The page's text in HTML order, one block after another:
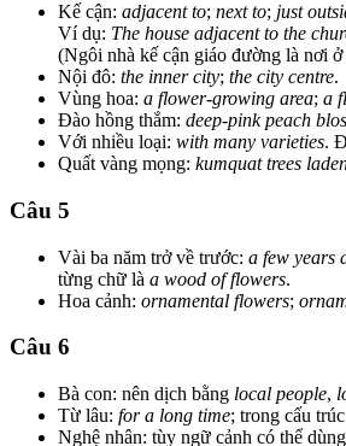
Kế cận: adjacent to; next to; just
Ví dụ: The house adjacent to the
(Ngôi nhà kế cận giáo đường là nơi ở
Nội đô: the inner city; the city centre.
Vùng hoa: a flower-growing area; a
Đào hồng thắm: deep-pink peach
Với nhiều loại: with many varieties.
Quất vàng mọng: kumquat trees
Câu 5
Vài ba năm trở về trước: a few years
từng chữ là a wood of flowers.
Hoa cảnh: ornamental flowers;
Câu 6
Bà con: nên dịch bằng local people,
Từ lâu: for a long time; trong cấu
Nghệ nhân: tùy ngữ cảnh có thể dùng